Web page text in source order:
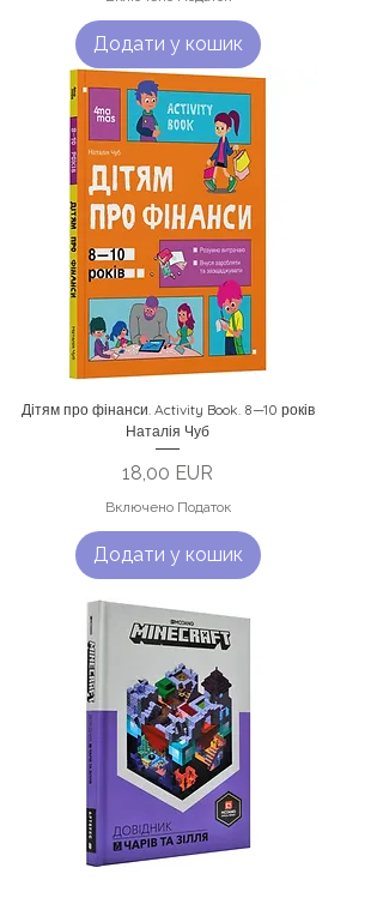
Додати у кошик
Дітям про фінанси. Activity Book. 8—10 років
Наталія Чуб
Ціна
18,00 EUR
Включено Податок
Додати у кошик